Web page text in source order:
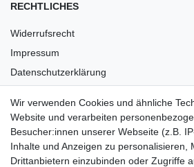
RECHTLICHES
Widerrufsrecht
Impressum
Datenschutzerklärung
Barrierefreiheit
Anleitungen
Wir verwenden Cookies und ähnliche
Website und verarbeiten
Besucher:innen unserer Webseite (z.B.
Inhalte und Anzeigen zu personalisieren,
Drittanbietern einzubinden oder Zugriffe